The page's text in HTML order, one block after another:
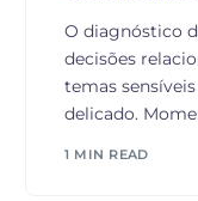
O diagnóstico
decisões
temas
delicado.
1 MIN READ